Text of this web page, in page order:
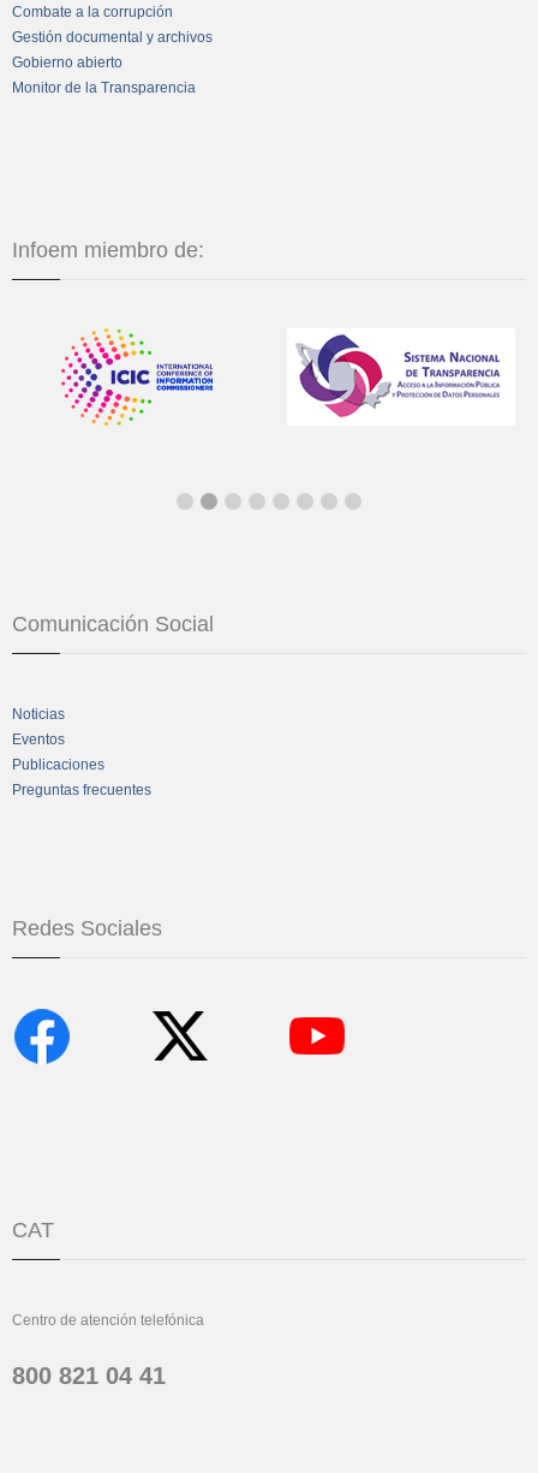
Combate a la corrupción
Gestión documental y archivos
Gobierno abierto
Monitor de la Transparencia
Infoem miembro de:
Comunicación Social
Noticias
Eventos
Publicaciones
Preguntas frecuentes
Redes Sociales
CAT
Centro de atención telefónica
800 821 04 41